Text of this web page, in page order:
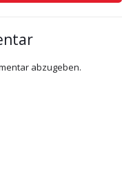
abzugeben.